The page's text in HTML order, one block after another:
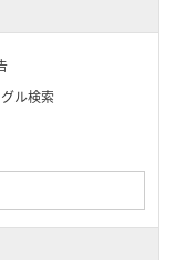
ル検索